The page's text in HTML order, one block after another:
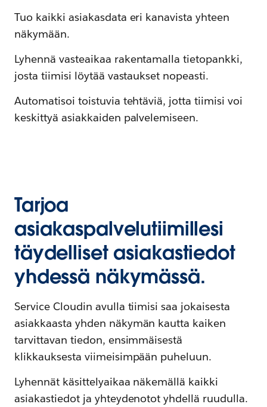
Tuo kaikki asiakasdata eri kanavista yhteen
näkymään.
Lyhennä vasteaikaa rakentamalla tietopankki,
josta tiimisi löytää vastaukset nopeasti.
Automatisoi toistuvia tehtäviä, jotta tiimisi voi
keskittyä asiakkaiden palvelemiseen.
Tarjoa
asiakaspalvelutiimillesi
täydelliset asiakastiedot
yhdessä näkymässä.
Service Cloudin avulla tiimisi saa jokaisesta
asiakkaasta yhden näkymän kautta kaiken
tarvittavan tiedon, ensimmäisestä
klikkauksesta viimeisimpään puheluun.
Lyhennät käsittelyaikaa näkemällä kaikki
asiakastiedot ja yhteydenotot yhdellä ruudulla.